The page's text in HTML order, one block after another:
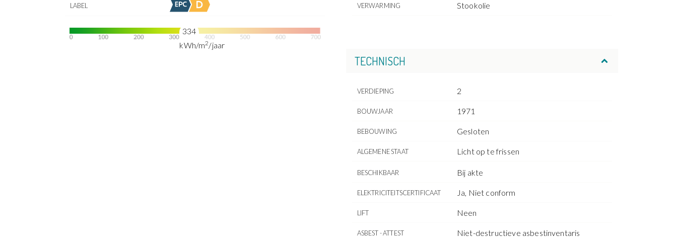
LABEL
334
kWh/m2/jaar
VERWARMING Stookolie
TECHNISCH
VERDIEPING 2
BOUWJAAR 1971
BEBOUWING Gesloten
ALGEMENE STAAT Licht op te frissen
BESCHIKBAAR Bij akte
ELEKTRICITEITSCERTIFICAAT Ja, Niet conform
LIFT Neen
ASBEST - ATTEST Niet-destructieve asbestinventaris